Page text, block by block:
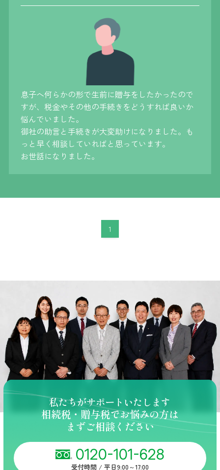
息子へ何らかの形で生前に贈与をしたかったので
すが、税金やその他の手続きをどうすれば良いか
悩んでいました。
御社の助言と手続きが大変助けになりました。も
っと早く相談していればと思っています。
お世話になりました。
1
私たちがサポートいたします
相続税・贈与税でお悩みの方は
まずご相談ください
0120-101-628
受付時間 / 平日9:00～17:00